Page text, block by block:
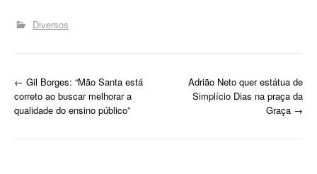
apontado como principal
motivo para a majoração
Diversos
P
o
← Gil Borges: “Mão Santa está
correto ao buscar melhorar a
qualidade do ensino público”
Adrião Neto quer estátua de
Simplício Dias na praça da
Graça →